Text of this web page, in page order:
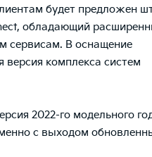
будет предложен
обладающий
сервисам. В оснащение
комплекса систем
2022-го модельного
с выходом